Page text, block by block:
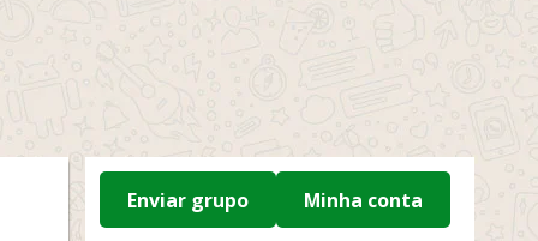
Enviar grupo Minha conta